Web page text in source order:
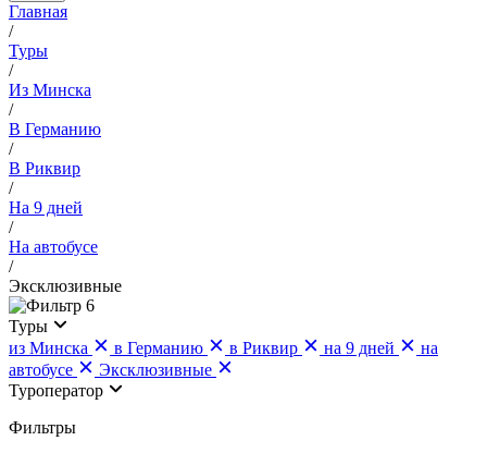
Главная
/
Туры
/
Из Минска
/
В Германию
/
В Риквир
/
На 9 дней
/
На автобусе
/
Эксклюзивные
6
Туры
из Минска
в Германию в Риквир на 9 дней
на
автобусе
Эксклюзивные
Туроператор
Фильтры